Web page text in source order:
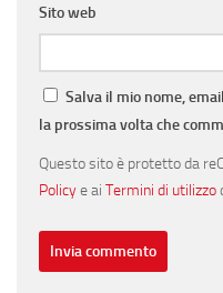
Sito web
Salva il mio nome,
la prossima volta che
Questo sito è protetto da
Policye ai Termini di utilizzo